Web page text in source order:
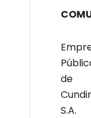
de
S.A.